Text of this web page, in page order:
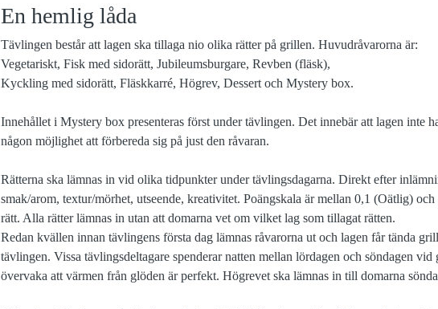
En hemlig låda
Tävlingen består att lagen ska tillaga nio olika rätter på grillen. Huvudråvarorna är:
Vegetariskt, Fisk med sidorätt, Jubileumsburgare, Revben (fläsk),
Kyckling med sidorätt, Fläskkarré, Högrev, Dessert och Mystery box.
Innehållet i Mystery box presenteras först under tävlingen. Det innebär att lagen inte
någon möjlighet att förbereda sig på just den råvaran.
Rätterna ska lämnas in vid olika tidpunkter under tävlingsdagarna. Direkt efter
smak/arom, textur/mörhet, utseende, kreativitet. Poängskala är mellan 0,1 (Oätlig)
rätt. Alla rätter lämnas in utan att domarna vet om vilket lag som tillagat rätten.
Redan kvällen innan tävlingens första dag lämnas råvarorna ut och lagen får tända
tävlingen. Vissa tävlingsdeltagare spenderar natten mellan lördagen och söndagen
övervaka att värmen från glöden är perfekt. Högrevet ska lämnas in till domarna